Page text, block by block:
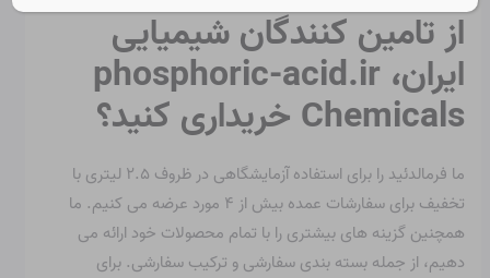
از تامین کنندگان شیمیایی
ایران، phosphoric-acid.ir
Chemicals خریداری کنید؟
ما فرمالدئید را برای استفاده آزمایشگاهی در ظروف ۲.۵ لیتری با
تخفیف برای سفارشات عمده بیش از ۴ مورد عرضه می کنیم. ما
همچنین گزینه های بیشتری را با تمام محصولات خود ارائه می
دهیم، از جمله بسته بندی سفارشی و ترکیب سفارشی. برای